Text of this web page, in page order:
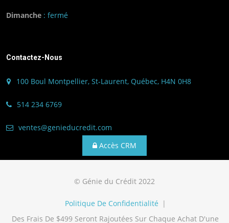
Dimanche : fermé
Contactez-Nous
100 Boul Montpellier, St-Laurent, Québec, H4N 0H8
514 234 6769
ventes@genieducredit.com
Accès CRM
© Génie du Crédit 2022
Politique De Confidentialité |
Des Frais De $499 Seront Rajoutées Sur Chaque Achat D'une